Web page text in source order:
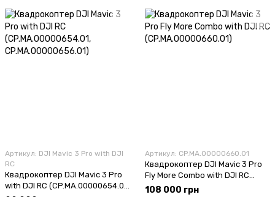
Артикул: DJI Mavic 3 Pro with DJI
RC
Квадрокоптер DJI Mavic 3 Pro
with DJI RC (CP.MA.00000654.01,
Артикул: CP.MA.00000660.01
Квадрокоптер DJI Mavic 3 Pro
Fly More Combo with DJI RC
(CP.MA.00000660.01)
108 000 грн